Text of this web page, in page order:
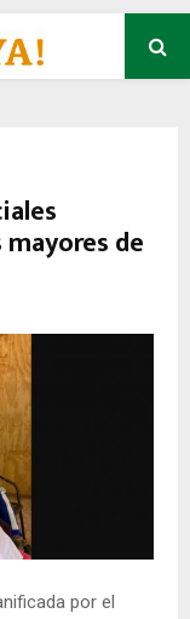
de
por el